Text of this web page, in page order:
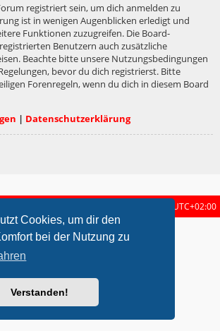
Cookies, um dir den
bei der Nutzung zu
Verstanden!
registriert sein, um dich anmelden zu
ist in wenigen Augenblicken erledigt und
Funktionen zuzugreifen. Die Board-
Benutzern auch zusätzliche
Beachte bitte unsere Nutzungsbedingungen
bevor du dich registrierst. Bitte
Forenregeln, wenn du dich in diesem Board
| Datenschutzerklärung
UTC+02:00
Eric Seguin Updated for phpBB3.2 by
byphpBB ® Forum Software © phpBB Limited
Übersetzung durch